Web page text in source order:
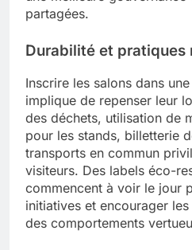
partagées.
Durabilité et pratiques
Inscrire les salons dans
implique de repenser leur
des déchets, utilisation de
pour les stands, billetterie
transports en commun
visiteurs. Des labels éco-
commencent à voir le jour
initiatives et encourager
des comportements